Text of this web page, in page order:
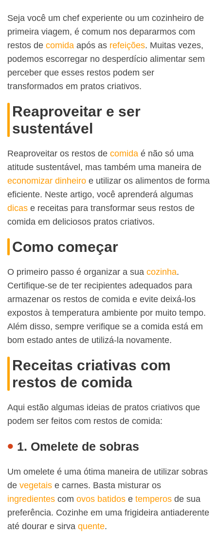
Seja você um chef experiente ou um cozinheiro de
primeira viagem, é comum nos depararmos com
restos de comida após as refeições. Muitas vezes,
podemos escorregar no desperdício alimentar sem
perceber que esses restos podem ser
transformados em pratos criativos.
Reaproveitar e ser
sustentável
Reaproveitar os restos de comida é não só uma
atitude sustentável, mas também uma maneira de
economizar dinheiro e utilizar os alimentos de forma
eficiente. Neste artigo, você aprenderá algumas
dicas e receitas para transformar seus restos de
comida em deliciosos pratos criativos.
Como começar
O primeiro passo é organizar a sua cozinha.
Certifique-se de ter recipientes adequados para
armazenar os restos de comida e evite deixá-los
expostos à temperatura ambiente por muito tempo.
Além disso, sempre verifique se a comida está em
bom estado antes de utilizá-la novamente.
Receitas criativas com
restos de comida
Aqui estão algumas ideias de pratos criativos que
podem ser feitos com restos de comida:
1. Omelete de sobras
Um omelete é uma ótima maneira de utilizar sobras
de vegetais e carnes. Basta misturar os
ingredientes com ovos batidos e temperos de sua
preferência. Cozinhe em uma frigideira antiaderente
até dourar e sirva quente.